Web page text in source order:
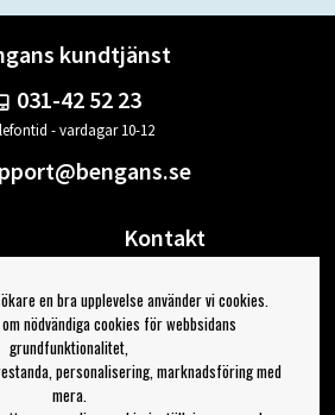
kundtjänst
031-42 52 23
- vardagar 10-12
Kontakt
Din sida
Logga ut
ha tips från Bengans
en bra upplevelse använder vi cookies.
nödvändiga cookies för webbsidans
grundfunktionalitet,
personalisering, marknadsföring med
mera.